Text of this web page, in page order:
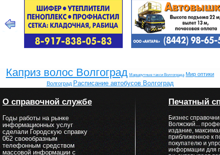
Каприз волос Волгоград Маршрутные такси Волгограда Мир оптики
Волгоград Расписание автобусов Волгоград
О справочной службе
Годы работы на рынке
информационных услуг
сделали Городскую справку
062 своеобразным
телефонным средством
массовой информации с
Печатный
Бизнес
Волжский...
издание,
приближенное к
покупателю и
информации для